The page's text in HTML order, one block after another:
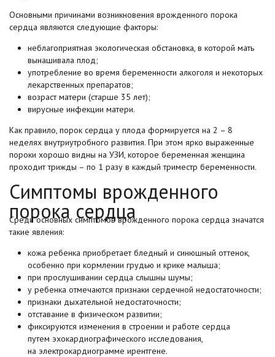
Основными причинами возникновения врожденного порока
сердца являются следующие факторы:
неблагоприятная экологическая обстановка, в которой мать
вынашивала плод;
употребление во время беременности алкоголя и некоторых
лекарственных препаратов;
возраст матери (старше 35 лет);
вирусные инфекции матери.
Как правило, порок сердца у плода формируется на 2 – 8
неделях внутриутробного развития. При этом ярко выраженные
пороки хорошо видны на УЗИ, которое беременная женщина
проходит трижды – по 1 разу в каждый триместр беременности.
Симптомы врожденного
порока сердца
Среди основных симптомов врожденного порока сердца значатся
такие явления:
кожа ребенка приобретает бледный и синюшный оттенок,
особенно при кормлении грудью и крике малыша;
при прослушивании сердца слышны шумы;
у ребенка отмечаются признаки сердечной недостаточности;
признаки дыхательной недостаточности;
отставание в физическом развитии;
фиксируются изменения в строении и работе сердца
путем эхокардиографического исследования,
на электрокардиограмме ирентгене.